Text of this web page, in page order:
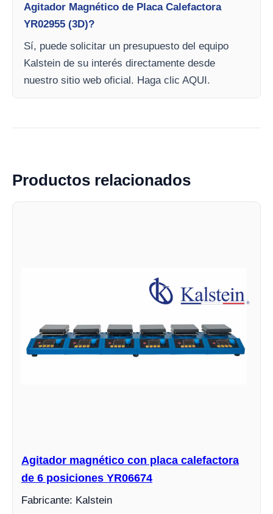
Agitador Magnético de Placa Calefactora
YR02955 (3D)?
Sí, puede solicitar un presupuesto del equipo
Kalstein de su interés directamente desde
nuestro sitio web oficial. Haga clic AQUI.
Productos relacionados
Agitador magnético con placa calefactora
de 6 posiciones YR06674
Fabricante: Kalstein